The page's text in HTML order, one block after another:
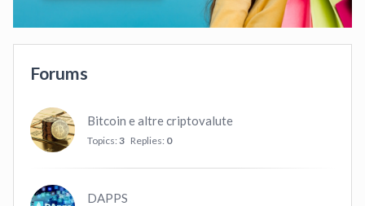
Forums
Bitcoin e altre criptovalute
Topics: 3 Replies: 0
DAPPS